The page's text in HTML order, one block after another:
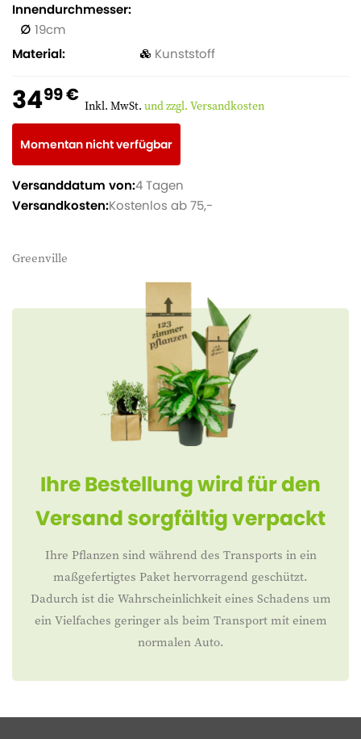
Innendurchmesser
19
Material
Kunststoff
3499 € Inkl. MwSt. und zzgl. Versandkosten
Momentan nicht verfügbar
Versanddatum von:4 Tagen
Versandkosten:Kostenlos ab 75,-
Greenville
Ihre Bestellung wird für den
Versand sorgfältig verpackt
Ihre Pflanzen sind während des Transports in ein
maßgefertigtes Paket hervorragend geschützt.
Dadurch ist die Wahrscheinlichkeit eines Schadens um
ein Vielfaches geringer als beim Transport mit einem
normalen Auto.